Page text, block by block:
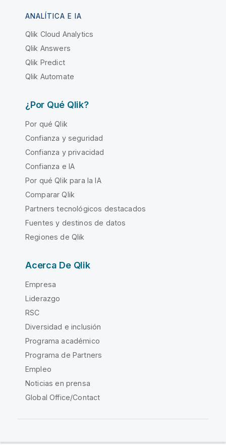
ANALÍTICA E IA
Qlik Cloud Analytics
Qlik Answers
Qlik Predict
Qlik Automate
¿Por Qué Qlik?
Por qué Qlik
Confianza y seguridad
Confianza y privacidad
Confianza e IA
Por qué Qlik para la IA
Comparar Qlik
Partners tecnológicos destacados
Fuentes y destinos de datos
Regiones de Qlik
Acerca De Qlik
Empresa
Liderazgo
RSC
Diversidad e inclusión
Programa académico
Programa de Partners
Empleo
Noticias en prensa
Global Office/Contact